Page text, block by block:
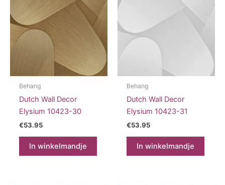
worden
op
productpagina
Behang
Dutch Wall Decor
Elysium 10423-30
€53.95
In winkelmandje
Behang
Dutch Wall Decor
Elysium 10423-31
€53.95
In winkelmandje